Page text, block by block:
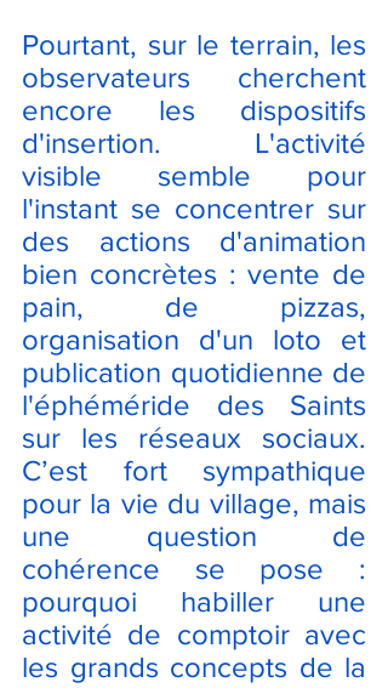
Pourtant, sur le terrain, les
observateurs cherchent
encore les dispositifs
d'insertion. L'activité
visible semble pour
l'instant se concentrer sur
des actions d'animation
bien concrètes : vente de
pain, de pizzas,
organisation d'un loto et
publication quotidienne de
l'éphéméride des Saints
sur les réseaux sociaux.
C’est fort sympathique
pour la vie du village, mais
une question de
cohérence se pose :
pourquoi habiller une
activité de comptoir avec
les grands concepts de la